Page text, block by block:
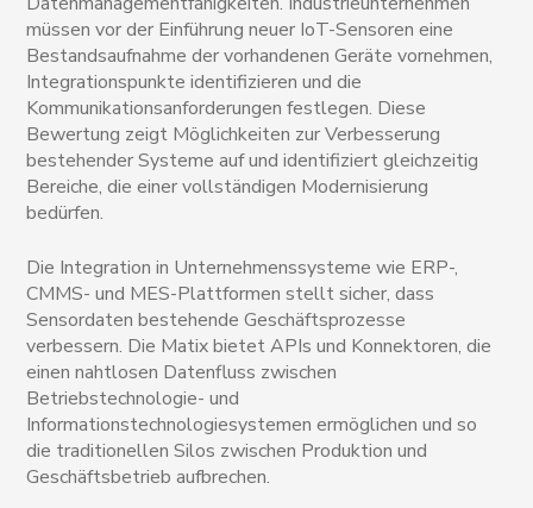
müssen vor der Einführung neuer IoT-Sensoren eine
Bestandsaufnahme der vorhandenen Geräte vornehmen,
Integrationspunkte identifizieren und die
Kommunikationsanforderungen festlegen. Diese
Bewertung zeigt Möglichkeiten zur Verbesserung
bestehender Systeme auf und identifiziert gleichzeitig
Bereiche, die einer vollständigen Modernisierung
bedürfen.
Die Integration in Unternehmenssysteme wie ERP-,
CMMS- und MES-Plattformen stellt sicher, dass
Sensordaten bestehende Geschäftsprozesse
verbessern. Die Matix bietet APIs und Konnektoren, die
einen nahtlosen Datenfluss zwischen
Betriebstechnologie- und
Informationstechnologiesystemen ermöglichen und so
die traditionellen Silos zwischen Produktion und
Geschäftsbetrieb aufbrechen.